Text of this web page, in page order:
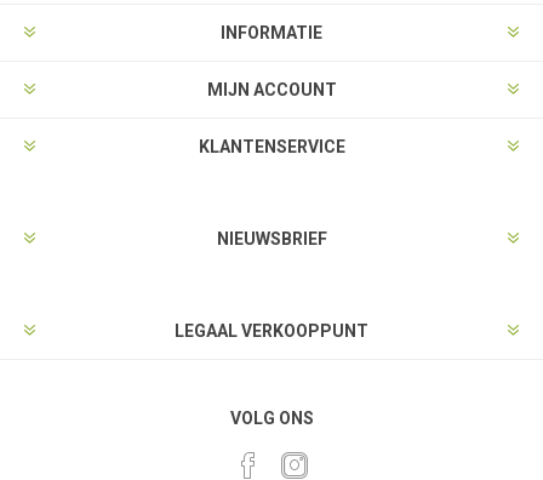
INFORMATIE
MIJN ACCOUNT
KLANTENSERVICE
NIEUWSBRIEF
LEGAAL VERKOOPPUNT
VOLG ONS